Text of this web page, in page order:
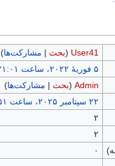
User41
(بحث | مشارکت‌ها)
Admin
(بحث | مشارکت‌ها)
۲
۲
۰